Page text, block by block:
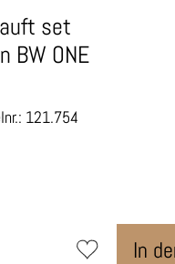
set
BW ONE
121.754
In